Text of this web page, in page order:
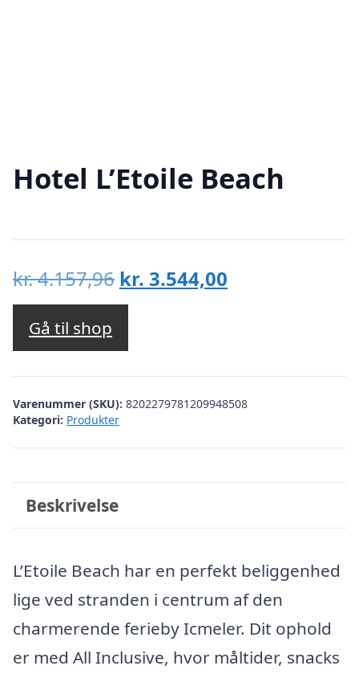
Hotel L’Etoile Beach
kr.4.157,96 Den
oprindelige
var:
kr. 4.157,96.
kr. 3.544,00
kr. 3.544,00.
Gå til shop
Varenummer (SKU): 8202279781209948508
Kategori: Produkter
Beskrivelse
L’Etoile Beach har en perfekt beliggenhed
lige ved stranden i centrum af den
charmerende ferieby Icmeler. Dit ophold
er med All Inclusive, hvor måltider, snacks